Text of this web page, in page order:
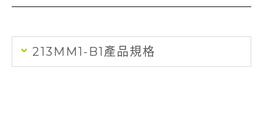
213MM1-B1產品規格